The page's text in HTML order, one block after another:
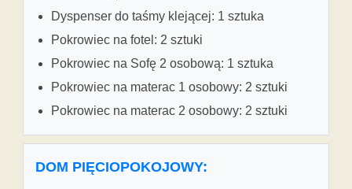
Dyspenser do taśmy klejącej: 1 sztuka
Pokrowiec na fotel: 2 sztuki
Pokrowiec na Sofę 2 osobową: 1 sztuka
Pokrowiec na materac 1 osobowy: 2 sztuki
Pokrowiec na materac 2 osobowy: 2 sztuki
DOM PIĘCIOPOKOJOWY: